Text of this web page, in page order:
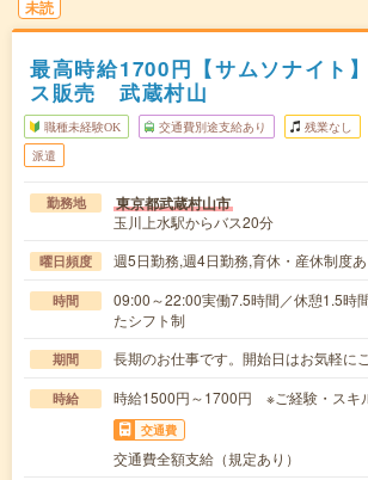
未読
最高時給1700円【サムソナイト
ス販売 武蔵村山
職種未経験OK 交通費別途支給あり 残業なし
派遣
勤務地 東京都武蔵村山市
玉川上水駅からバス20分
曜日頻度 週5日勤務,週4日勤務,育休・産休制度あ
時間
09:00～22:00実働7.5時間／休憩1.5
たシフト制
期間 長期のお仕事です。開始日はお気軽に
時給 時給1500円～1700円 ※ご経験・スキ
交通費
交通費全額支給（規定あり）